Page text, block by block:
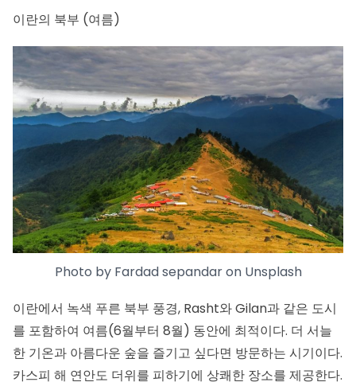
이란의 북부 (여름)
Photo by Fardad sepandaron Unsplash
이란에서 녹색 푸른 북부 풍경, Rasht와 Gilan과 같은 도시
를 포함하여 여름(6월부터 8월) 동안에 최적이다. 더 서늘
한 기온과 아름다운 숲을 즐기고 싶다면 방문하는 시기이다.
카스피 해 연안도 더위를 피하기에 상쾌한 장소를 제공한다.